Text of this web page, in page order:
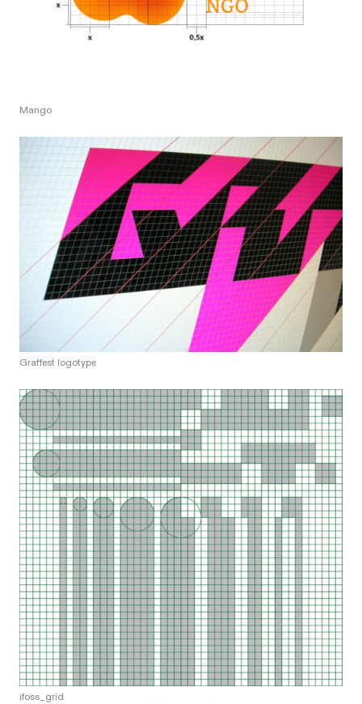
Mango
Graffest logotype
ifoss_grid